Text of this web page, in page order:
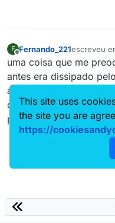
F Fernando_221escreveu
última
uma coisa que me
antes era dissipado
acho que foi aqui
depois de colocar a fita
pois o calor passou a
This site uses
the site you are
https://